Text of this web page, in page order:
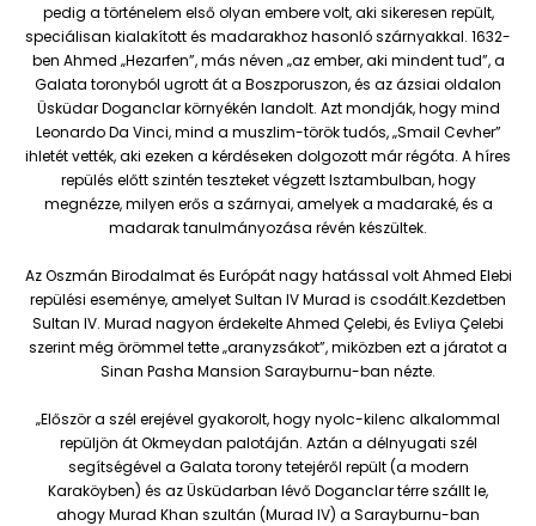
pedig a történelem első olyan embere volt, aki sikeresen repült,
speciálisan kialakított és madarakhoz hasonló szárnyakkal. 1632-
ben Ahmed „Hezarfen”, más néven „az ember, aki mindent tud”, a
Galata toronyból ugrott át a Boszporuszon, és az ázsiai oldalon
Üsküdar Doganclar környékén landolt. Azt mondják, hogy mind
Leonardo Da Vinci, mind a muszlim-török tudós, „Smail Cevher”
ihletét vették, aki ezeken a kérdéseken dolgozott már régóta. A híres
repülés előtt szintén teszteket végzett Isztambulban, hogy
megnézze, milyen erős a szárnyai, amelyek a madaraké, és a
madarak tanulmányozása révén készültek.
Az Oszmán Birodalmat és Európát nagy hatással volt Ahmed Elebi
repülési eseménye, amelyet Sultan IV Murad is csodált.Kezdetben
Sultan IV. Murad nagyon érdekelte Ahmed Çelebi, és Evliya Çelebi
szerint még örömmel tette „aranyzsákot”, miközben ezt a járatot a
Sinan Pasha Mansion Sarayburnu-ban nézte.
„Először a szél erejével gyakorolt, hogy nyolc-kilenc alkalommal
repüljön át Okmeydan palotáján. Aztán a délnyugati szél
segítségével a Galata torony tetejéről repült (a modern
Karaköyben) és az Üsküdarban lévő Doganclar térre szállt le,
ahogy Murad Khan szultán (Murad IV) a Sarayburnu-ban